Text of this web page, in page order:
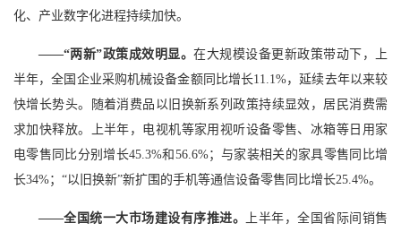
化、产业数字化进程持续加快。
——“两新”政策成效明显。在大规模设备更新政策带动下，上
半年，全国企业采购机械设备金额同比增长11.1%，延续去年以来较
快增长势头。随着消费品以旧换新系列政策持续显效，居民消费需
求加快释放。上半年，电视机等家用视听设备零售、冰箱等日用家
电零售同比分别增长45.3%和56.6%；与家装相关的家具零售同比增
长34%；“以旧换新”新扩围的手机等通信设备零售同比增长25.4%。
——全国统一大市场建设有序推进。
上半年，全国省际间销售